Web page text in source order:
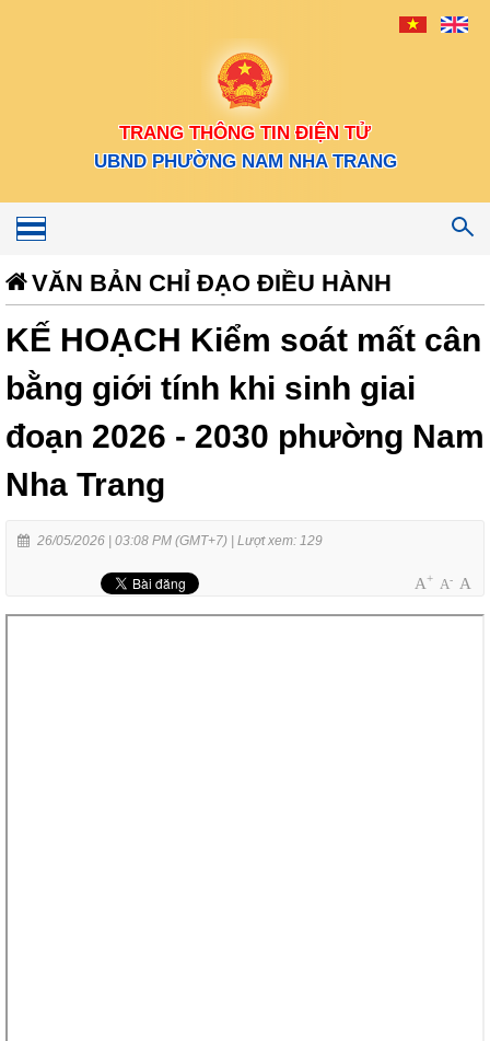
TRANG THÔNG TIN ĐIỆN TỬ
UBND PHƯỜNG NAM NHA TRANG
Toggle
navigation
VĂN BẢN CHỈ ĐẠO ĐIỀU HÀNH
KẾ HOẠCH Kiểm soát mất cân
bằng giới tính khi sinh giai
đoạn 2026 - 2030 phường Nam
Nha Trang
26/05/2026 | 03:08 PM (GMT+7) | Lượt xem: 129
A+ A- A